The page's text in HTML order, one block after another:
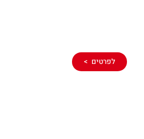
לפרטים >